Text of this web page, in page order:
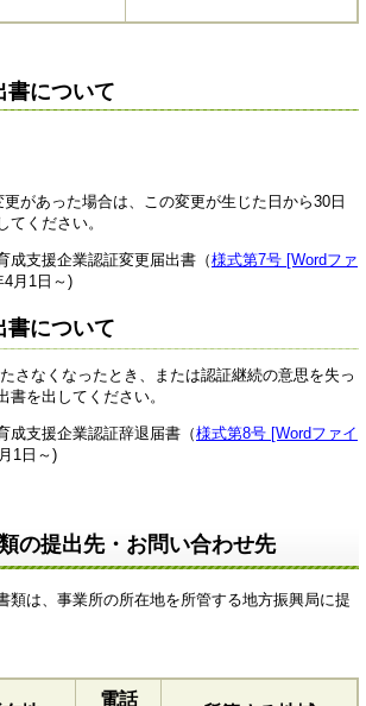
書について
った場合は、この変更が生じた日から30日
てください。
援企業認証変更届出書（様式第7号 [Wordファ
4月1日～)​
書について
なったとき、または認証継続の意思を失っ
書を出してください。
援企業認証辞退届書（様式第8号 [Wordファイ
1日～)​
の提出先・お問い合わせ先
は、事業所の所在地を所管する地方振興局に提
電話